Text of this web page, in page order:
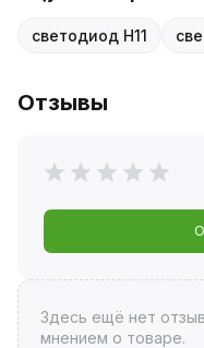
светодиод H11
Отзывы
Здесь ещё нет
мнением о товаре.